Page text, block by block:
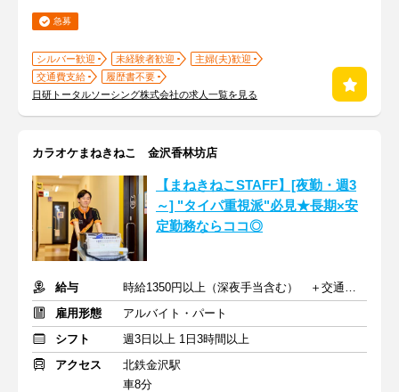
急募
シルバー歓迎 未経験者歓迎
主婦(夫)歓迎
交通費支給
履歴書不要
日研トータルソーシング株式会社の求人一覧を見る
カラオケまねきねこ 金沢香林坊店
【まねきねこSTAFF】[夜勤・週3
～] "タイパ重視派"必見★長期×安
定勤務ならココ◎
給与
時給1350円以上（深夜手当含む） ＋交通費支給
雇用形態
アルバイト・パート
シフト
週3日以上 1日3時間以上
アクセス
北鉄金沢駅
車8分